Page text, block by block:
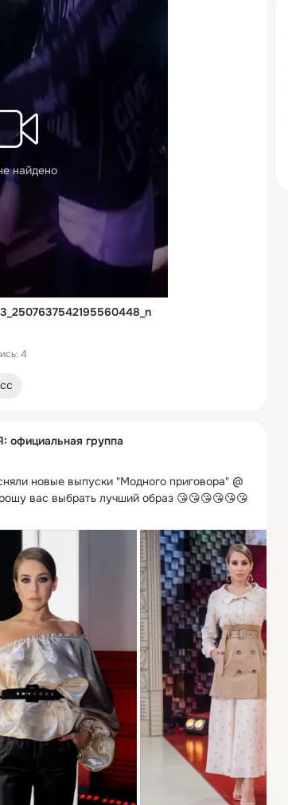
найдено
4
группа
новые выпуски "Модного приговора" @
вас выбрать лучший образ 😘😘😘😘😘😘